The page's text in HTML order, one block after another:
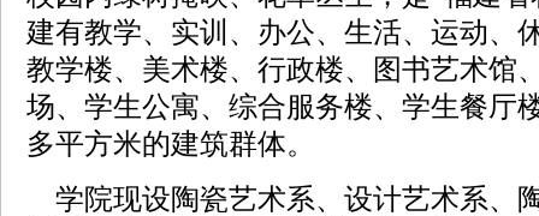
建有教学、实训、办公、生活、运动、
教学楼、美术楼、行政楼、图书艺术馆
场、学生公寓、综合服务楼、学生餐厅
多平方米的建筑群体。
学院现设陶瓷艺术系、设计艺术系、